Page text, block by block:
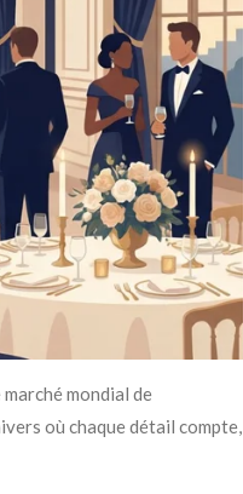
mondial de
où chaque détail compte,